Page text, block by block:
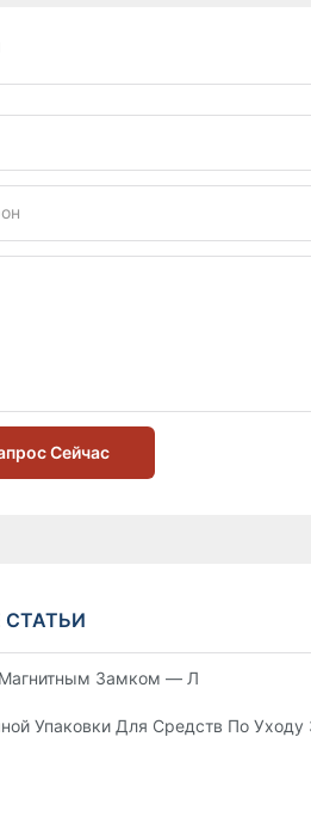
Сейчас
Замком — Лучший
Упаковки Для Средств По